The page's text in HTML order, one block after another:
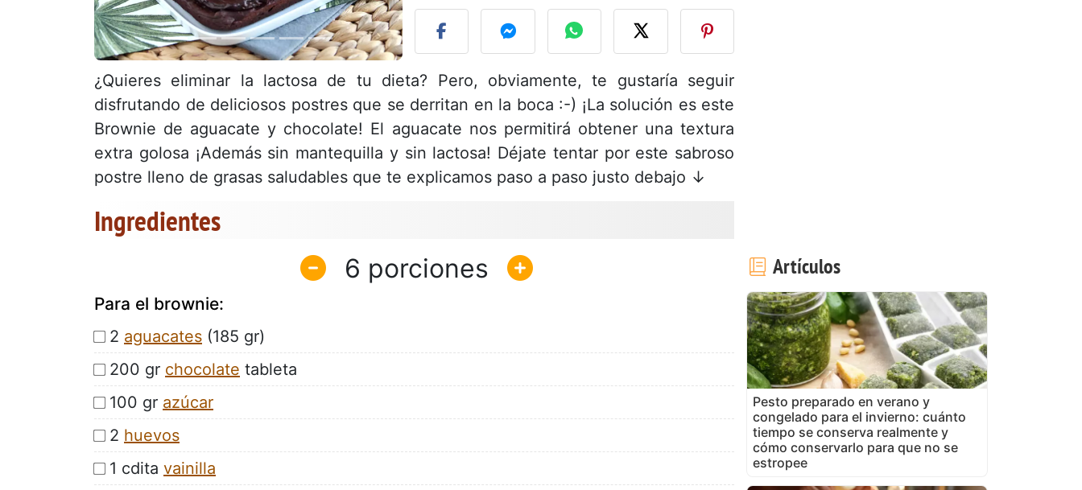
¿Quieres eliminar la lactosa de tu dieta? Pero, obviamente, te gustaría seguir
disfrutando de deliciosos postres que se derritan en la boca :-) ¡La solución es este
Brownie de aguacate y chocolate! El aguacate nos permitirá obtener una textura
extra golosa ¡Además sin mantequilla y sin lactosa! Déjate tentar por este sabroso
postre lleno de grasas saludables que te explicamos paso a paso justo debajo ↓
Ingredientes
6
Para el brownie:
2 aguacates (185 gr)
200 gr chocolate tableta
100 gr azúcar
2 huevos
1 cdita vainilla
Artículos
Pesto preparado en verano y
congelado para el invierno: cuánto
tiempo se conserva realmente y
cómo conservarlo para que no se
estropee